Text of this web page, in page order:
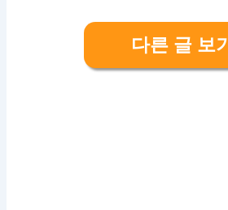
다른 글 보기